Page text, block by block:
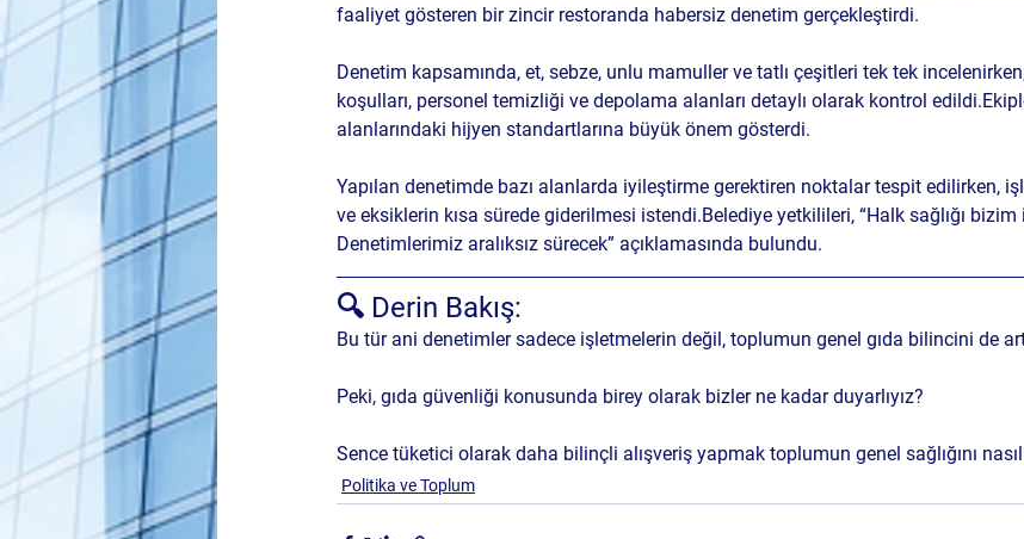
faaliyet gösteren bir zincir restoranda habersiz denetim gerçekleştirdi.
Denetim kapsamında, et, sebze, unlu mamuller ve tatlı çeşitleri tek tek
koşulları, personel temizliği ve depolama alanları detaylı olarak kontrol
alanlarındaki hijyen standartlarına büyük önem gösterdi.
Yapılan denetimde bazı alanlarda iyileştirme gerektiren noktalar tespit edilirken,
ve eksiklerin kısa sürede giderilmesi istendi.Belediye yetkilileri, “Halk sağlığı
Denetimlerimiz aralıksız sürecek” açıklamasında bulundu.
🔍 Derin Bakış:
Bu tür ani denetimler sadece işletmelerin değil, toplumun genel gıda bilincini de
Peki, gıda güvenliği konusunda birey olarak bizler ne kadar duyarlıyız?
Sence tüketici olarak daha bilinçli alışveriş yapmak toplumun genel sağlığını
Politika ve Toplum